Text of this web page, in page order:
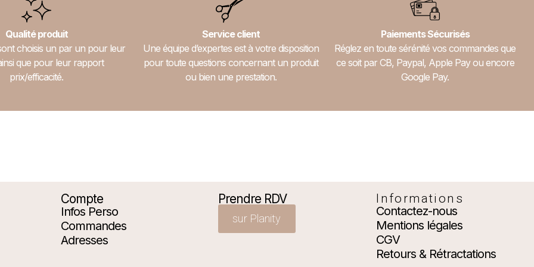
Qualité produit
choisis un par un pour leur
que pour leur rapport
prix/efficacité.
Service client
Une équipe d’expertes est à votre disposition
pour toute questions concernant un produit
ou bien une prestation.
Paiements Sécurisés
Réglez en toute sérénité vos commandes que
ce soit par CB, Paypal, Apple Pay ou encore
Google Pay.
Compte
Infos Perso
Commandes
Adresses
Prendre RDV
sur Planity
Informations
Contactez-nous
Mentions légales
CGV
Retours & Rétractations